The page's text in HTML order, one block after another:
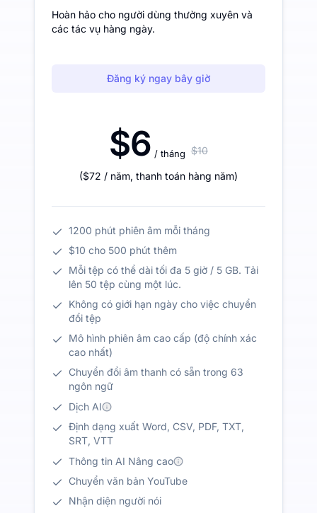
Hoàn hảo cho người dùng thường xuyên và
các tác vụ hàng ngày.
Đăng ký ngay bây giờ
$6 / tháng $10
($72 / năm, thanh toán hàng năm)
1200 phút phiên âm mỗi tháng
$10 cho 500 phút thêm
Mỗi tệp có thể dài tối đa 5 giờ / 5 GB. Tải
lên 50 tệp cùng một lúc.
Không có giới hạn ngày cho việc chuyển
đổi tệp
Mô hình phiên âm cao cấp (độ chính xác
cao nhất)
Chuyển đổi âm thanh có sẵn trong 63
ngôn ngữ
Dịch AI
Định dạng xuất Word, CSV, PDF, TXT,
SRT, VTT
Thông tin AI Nâng cao
Chuyển văn bản YouTube
Nhận diện người nói